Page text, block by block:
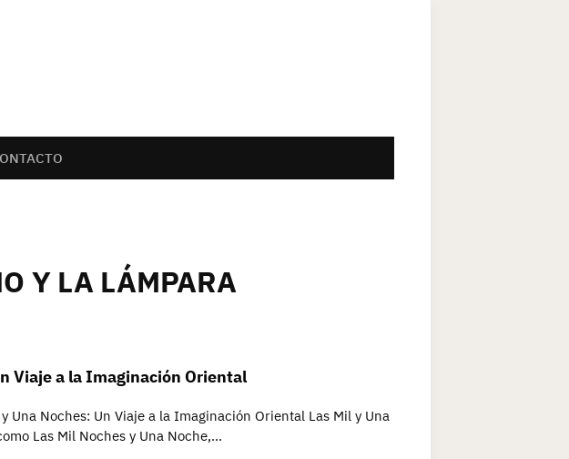
Y LA LÁMPARA
Viaje a la Imaginación Oriental
Una Noches: Un Viaje a la Imaginación Oriental Las Mil y Una
Las Mil Noches y Una Noche,…